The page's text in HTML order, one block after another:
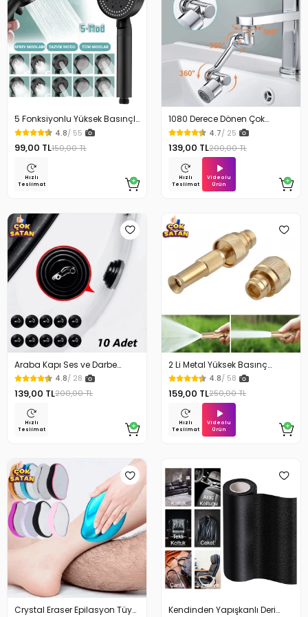
5 Fonksiyonlu Yüksek Basınçlı
Ayarlı Duş Başlığı
4.8/ 55
99,00 TL150,00 TL
Hızlı
Teslimat
1080 Derece Dönen Çok
Fonksiyonlu Musluk Başlığı
4.7/ 25
139,00 TL200,00 TL
Hızlı
Teslimat
Videolu
Ürün
Araba Kapı Ses ve Darbe
Emici Pad 10 Adet
4.8/ 28
139,00 TL200,00 TL
Hızlı
Teslimat
2 Li Metal Yüksek Basınç
Yağmurlamalı Hortum Ucu
4.8/ 58
159,00 TL250,00 TL
Hızlı
Teslimat
Videolu
Ürün
Crystal Eraser Epilasyon Tüy
Kendinden Yapışkanlı Deri